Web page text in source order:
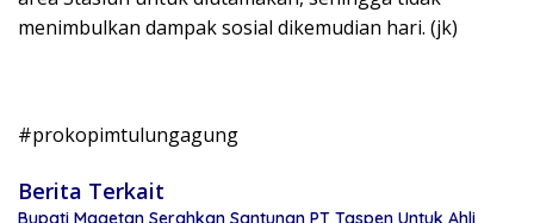
menimbulkan dampak sosial dikemudian hari. (jk)
#prokopimtulungagung
Berita Terkait
Bupati Magetan Serahkan Santunan PT Taspen Untuk Ahli